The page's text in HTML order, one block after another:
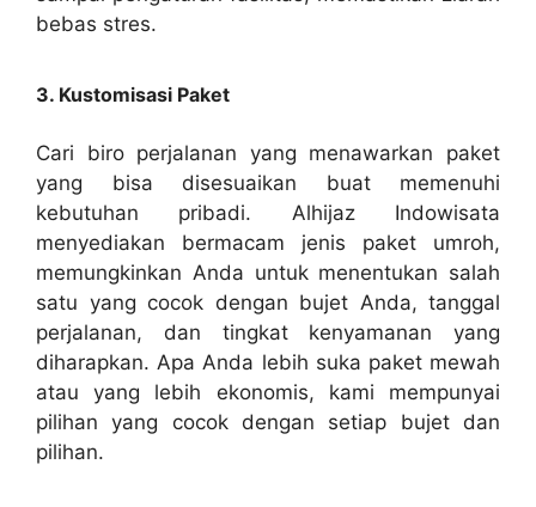
bebas stres.
3. Kustomisasi Paket
Cari biro perjalanan yang menawarkan paket
yang bisa disesuaikan buat memenuhi
kebutuhan pribadi. Alhijaz Indowisata
menyediakan bermacam jenis paket umroh,
memungkinkan Anda untuk menentukan salah
satu yang cocok dengan bujet Anda, tanggal
perjalanan, dan tingkat kenyamanan yang
diharapkan. Apa Anda lebih suka paket mewah
atau yang lebih ekonomis, kami mempunyai
pilihan yang cocok dengan setiap bujet dan
pilihan.